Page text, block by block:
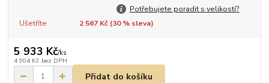
Potřebujete poradit s velikostí?
Ušetříte
2 567 Kč (30% sleva)
5 933 Kč/ks
4 904 Kč bez DPH
Přidat do košíku